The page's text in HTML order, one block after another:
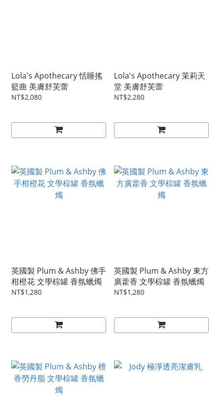
Lola's Apothecary 恬睡搖
籃曲 美膚舒芙蕾
NT$2,080
Lola's Apothecary 茉莉天
堂 美膚舒芙蕾
NT$2,280
英國製 Plum & Ashby 佛手
柑橙花 文學棕罐 香氛蠟燭
NT$1,280
英國製 Plum & Ashby 東方
廣藿香 文學棕罐 香氛蠟燭
NT$1,280